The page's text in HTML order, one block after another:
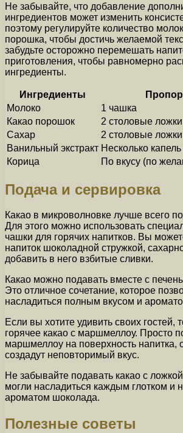
Не забывайте, что добавление
ингредиентов может изменить
поэтому регулируйте количество
порошка, чтобы достичь желаемой
забудьте осторожно перемешать
приготовления, чтобы равномерно
ингредиенты.
Ингредиенты
Молоко
1 чашка
Какао порошок
2 столовые ложки
Сахар
2 столовые
Ванильный экстракт Несколько
Корица
По вкусу (по
Подача и сервировка
Какао в микроволновке лучше всего
Для этого можно использовать
чашки для горячих напитков. Вы
напиток шоколадной стружкой,
добавить в него взбитые сливки.
Какао можно подавать вместе с
Это отличное сочетание, которое
насладиться полным вкусом и
Если вы хотите удивить своих гостей,
горячее какао с маршмеллоу. Просто
маршмеллоу на поверхность напитка,
создадут неповторимый вкус.
Не забывайте подавать какао с
могли насладиться каждым глотком и
ароматом шоколада.
Полезные советы